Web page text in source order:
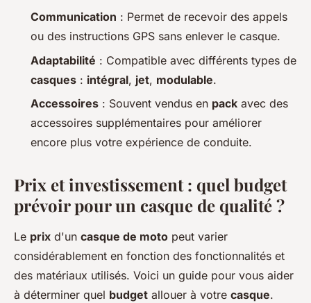
Communication : Permet de recevoir des appels
ou des instructions GPS sans enlever le casque.
Adaptabilité : Compatible avec différents types de
casques : intégral, jet, modulable.
Accessoires : Souvent vendus en pack avec des
accessoires supplémentaires pour améliorer
encore plus votre expérience de conduite.
Prix et investissement : quel budget
prévoir pour un casque de qualité ?
Le prix d'un casque de moto peut varier
considérablement en fonction des fonctionnalités et
des matériaux utilisés. Voici un guide pour vous aider
à déterminer quel budget allouer à votre casque.